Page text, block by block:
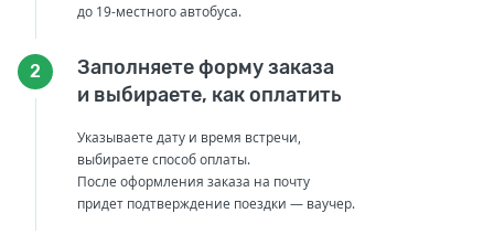
до 19-местного автобуса.
2
Заполняете форму заказа
и выбираете, как оплатить
Указываете дату и время встречи,
выбираете способ оплаты.
После оформления заказа на почту
придет подтверждение поездки — ваучер.